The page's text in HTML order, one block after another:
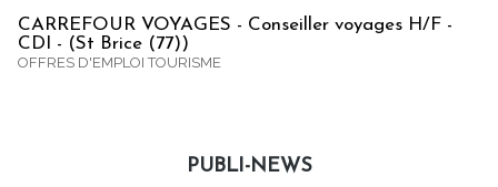
CARREFOUR VOYAGES - Conseiller voyages H/F -
CDI - (St Brice (77))
OFFRES D'EMPLOI TOURISME
PUBLI-NEWS